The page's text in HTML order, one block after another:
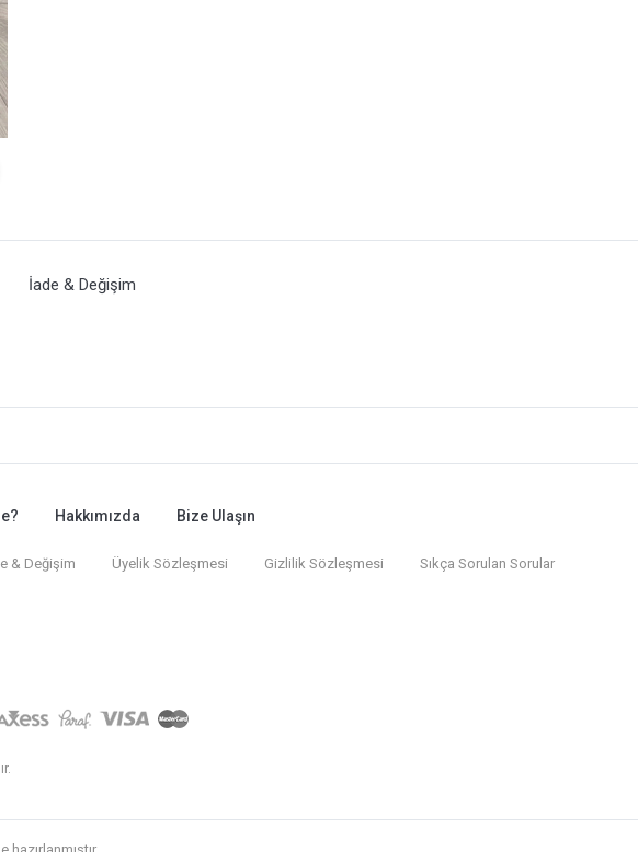
İade & Değişim
Hakkımızda Bize Ulaşın
& Değişim Üyelik Sözleşmesi Gizlilik Sözleşmesi Sıkça Sorulan Sorular